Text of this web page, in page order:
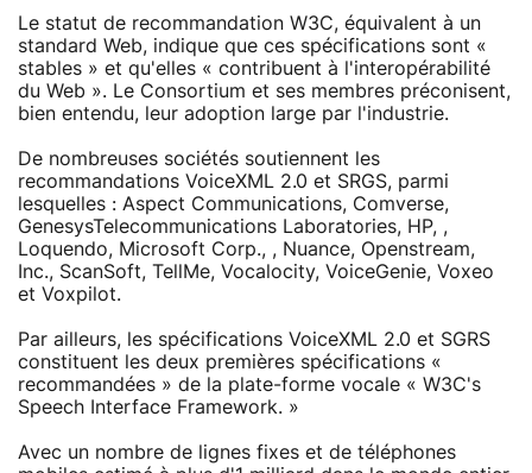
Le statut de recommandation W3C, équivalent à un
standard Web, indique que ces spécifications sont «
stables » et qu'elles « contribuent à l'interopérabilité
du Web ». Le Consortium et ses membres préconisent,
bien entendu, leur adoption large par l'industrie.
De nombreuses sociétés soutiennent les
recommandations VoiceXML 2.0 et SRGS, parmi
lesquelles : Aspect Communications, Comverse,
GenesysTelecommunications Laboratories, HP, ,
Loquendo, Microsoft Corp., , Nuance, Openstream,
Inc., ScanSoft, TellMe, Vocalocity, VoiceGenie, Voxeo
et Voxpilot.
Par ailleurs, les spécifications VoiceXML 2.0 et SGRS
constituent les deux premières spécifications «
recommandées » de la plate-forme vocale « W3C's
Speech Interface Framework. »
Avec un nombre de lignes fixes et de téléphones